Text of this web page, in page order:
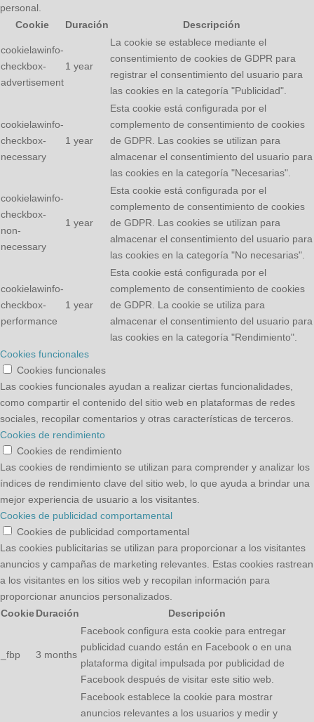
personal.
Cookie
Duración Descripción
cookielawinfo-
checkbox-
advertisement
1 year
La cookie se establece mediante el
consentimiento de cookies de GDPR para
registrar el consentimiento del usuario para
las cookies en la categoría "Publicidad".
cookielawinfo-
checkbox-
necessary
1 year
Esta cookie está configurada por el
complemento de consentimiento de cookies
de GDPR. Las cookies se utilizan para
almacenar el consentimiento del usuario para
las cookies en la categoría "Necesarias".
cookielawinfo-
checkbox-
non-
necessary
1 year
Esta cookie está configurada por el
complemento de consentimiento de cookies
de GDPR. Las cookies se utilizan para
almacenar el consentimiento del usuario para
las cookies en la categoría "No necesarias".
cookielawinfo-
checkbox-
performance
1 year
Esta cookie está configurada por el
complemento de consentimiento de cookies
de GDPR. La cookie se utiliza para
almacenar el consentimiento del usuario para
las cookies en la categoría "Rendimiento".
Cookies funcionales
Cookies funcionales
Las cookies funcionales ayudan a realizar ciertas funcionalidades,
como compartir el contenido del sitio web en plataformas de redes
sociales, recopilar comentarios y otras características de terceros.
Cookies de rendimiento
Cookies de rendimiento
Las cookies de rendimiento se utilizan para comprender y analizar los
índices de rendimiento clave del sitio web, lo que ayuda a brindar una
mejor experiencia de usuario a los visitantes.
Cookies de publicidad comportamental
Cookies de publicidad comportamental
Las cookies publicitarias se utilizan para proporcionar a los visitantes
anuncios y campañas de marketing relevantes. Estas cookies rastrean
a los visitantes en los sitios web y recopilan información para
proporcionar anuncios personalizados.
CookieDuración Descripción
_fbp 3 months
Facebook configura esta cookie para entregar
publicidad cuando están en Facebook o en una
plataforma digital impulsada por publicidad de
Facebook después de visitar este sitio web.
Facebook establece la cookie para mostrar
anuncios relevantes a los usuarios y medir y